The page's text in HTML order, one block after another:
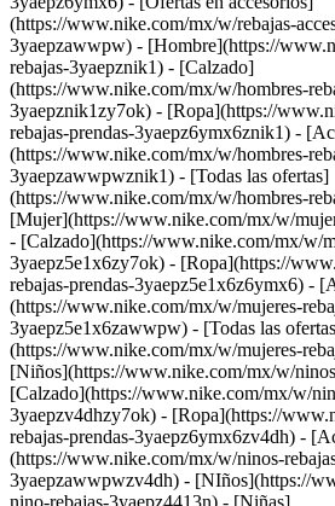
(https://www.nike.com/mx/w/rebajas-
3yaepzawwpw) - [Hombre](https://
rebajas-3yaepznik1) - [Calzado]
(https://www.nike.com/mx/w/hombres-
3yaepznik1zy7ok) - [Ropa](https://
rebajas-prendas-3yaepz6ymx6znik1) -
(https://www.nike.com/mx/w/hombres-
3yaepzawwpwznik1) - [Todas las ofertas]
(https://www.nike.com/mx/w/hombres-
[Mujer](https://www.nike.com/mx/w/
- [Calzado](https://www.nike.com/mx/w/
3yaepz5e1x6zy7ok) - [Ropa](https://
rebajas-prendas-3yaepz5e1x6z6ymx6) -
(https://www.nike.com/mx/w/mujeres-
3yaepz5e1x6zawwpw) - [Todas las
(https://www.nike.com/mx/w/mujeres-
[Niños](https://www.nike.com/mx/w/
[Calzado](https://www.nike.com/mx/w/
3yaepzv4dhzy7ok) - [Ropa](https://
rebajas-prendas-3yaepz6ymx6zv4dh) -
(https://www.nike.com/mx/w/ninos-
3yaepzawwpwzv4dh) - [NIños](https://
nino-rebajas-3yaepz4413n) - [Niñas]